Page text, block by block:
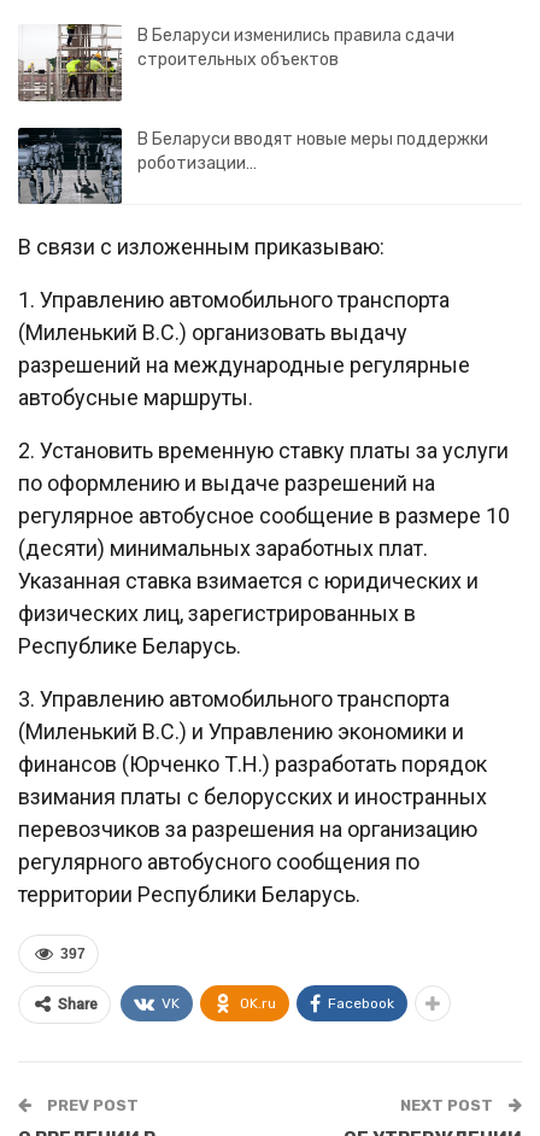
В Беларуси изменились правила сдачи
строительных объектов
В Беларуси вводят новые меры поддержки
роботизации…
В связи с изложенным приказываю:
1. Управлению автомобильного транспорта
(Миленький В.С.) организовать выдачу
разрешений на международные регулярные
автобусные маршруты.
2. Установить временную ставку платы за услуги
по оформлению и выдаче разрешений на
регулярное автобусное сообщение в размере 10
(десяти) минимальных заработных плат.
Указанная ставка взимается с юридических и
физических лиц, зарегистрированных в
Республике Беларусь.
3. Управлению автомобильного транспорта
(Миленький В.С.) и Управлению экономики и
финансов (Юрченко Т.Н.) разработать порядок
взимания платы с белорусских и иностранных
перевозчиков за разрешения на организацию
регулярного автобусного сообщения по
территории Республики Беларусь.
397
Share VK OK.ru Facebook
PREV POST NEXT POST